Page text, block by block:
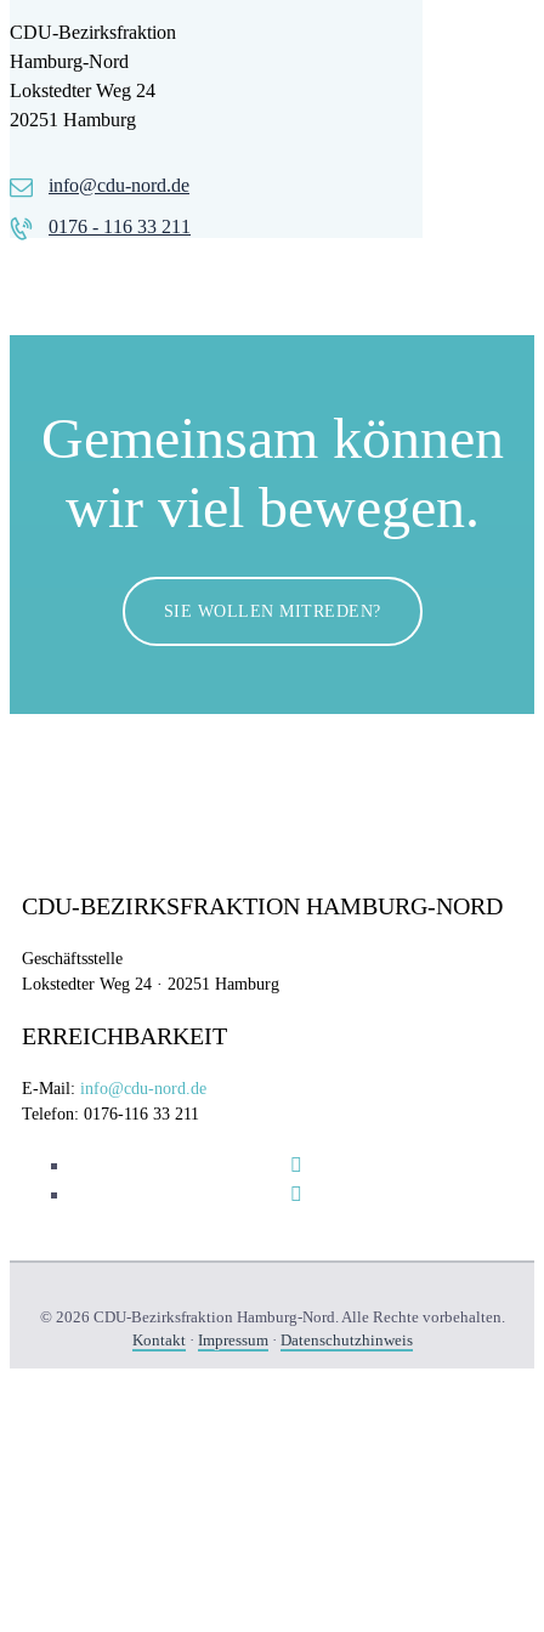
CDU-Bezirksfraktion
Hamburg-Nord
Lokstedter Weg 24
20251 Hamburg
info@cdu-nord.de
0176 - 116 33 211
Gemeinsam können
wir viel bewegen.
SIE WOLLEN MITREDEN?
CDU-BEZIRKSFRAKTION HAMBURG-NORD
Geschäftsstelle
Lokstedter Weg 24 · 20251 Hamburg
ERREICHBARKEIT
E-Mail: info@cdu-nord.de
Telefon: 0176-116 33 211
© 2026 CDU-Bezirksfraktion Hamburg-Nord. Alle Rechte vorbehalten.
Kontakt· Impressum· Datenschutzhinweis